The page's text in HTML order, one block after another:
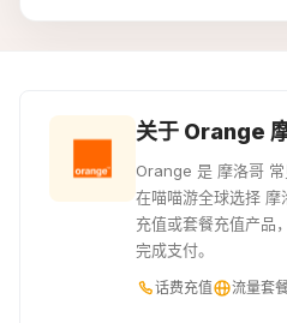
25MAD
¥26.1
40MAD
¥34.07
关于 Orange
Orange 是 摩洛哥
在喵喵游全球选择
充值或套餐充值产品
完成支付。
话费充值 流量套